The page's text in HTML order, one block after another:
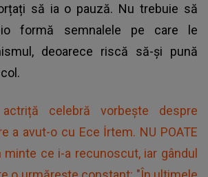
să ia o pauză. Nu trebuie să
formă semnalele pe care le
deoarece riscă să-și pună
celebră vorbește despre
a avut-o cu Ece İrtem. NU POATE
ce i-a recunoscut, iar gândul